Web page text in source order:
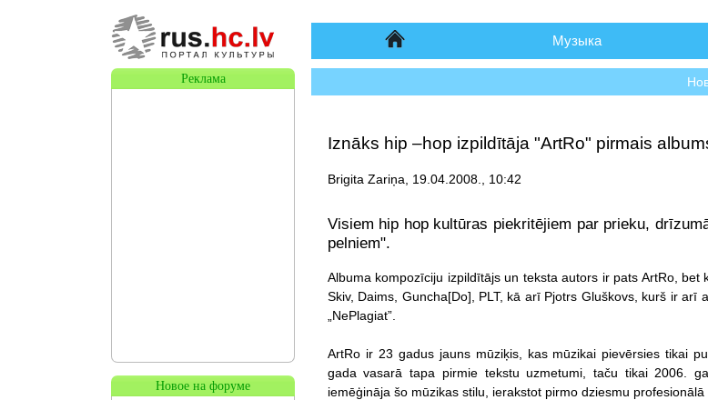
Начало Музыка
Iznāks hip –hop izpildītāja "ArtRo" pirmais
Brigita Zariņa, 19.04.2008., 10:42
Visiem hip hop kultūras piekritējiem par prieku,
pelniem".
Albuma kompozīciju izpildītājs un teksta autors ir pats ArtRo,
Skiv, Daims, Guncha[Do], PLT, kā arī Pjotrs Gluškovs, kurš ir arī
„NePlagiat”.
ArtRo ir 23 gadus jauns mūziķis, kas mūzikai pievērsies tikai
gada vasarā tapa pirmie tekstu uzmetumi, taču tikai 2006.
iemēģināja šo mūzikas stilu, ierakstot pirmo dziesmu profesionālā
Реклама
Новое на форуме